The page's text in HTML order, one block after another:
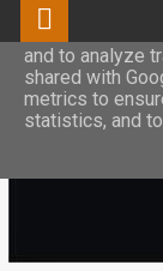
This site uses
and to analyze
shared with
metrics to
statistics, and